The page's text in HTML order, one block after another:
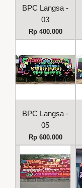
BPC Langsa -
03
Harga
Rp 400.000
BPC Langsa -
05
Harga
Rp 600.000